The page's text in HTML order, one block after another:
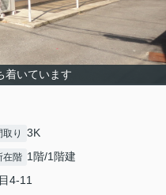
着いています
取り 3K
在階 1階/1階建
4-11